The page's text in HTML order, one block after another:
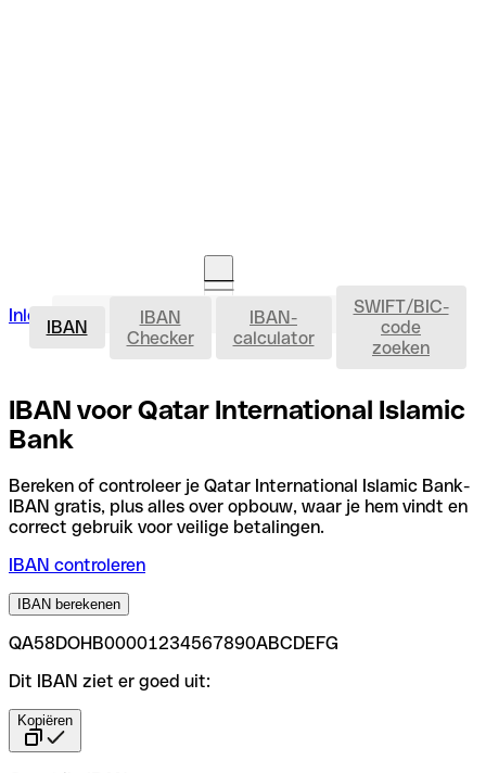
Inloggen Rekening openen IBAN
IBAN
IBAN
Checker
IBAN-
calculator
SWIFT/BIC-
code
zoeken
IBAN voor Qatar International Islamic
Bank
Bereken of controleer je Qatar International Islamic Bank-
IBAN gratis, plus alles over opbouw, waar je hem vindt en
correct gebruik voor veilige betalingen.
IBAN controleren
IBAN berekenen
QA58DOHB00001234567890ABCDEFG
Dit IBAN ziet er goed uit:
Kopiëren